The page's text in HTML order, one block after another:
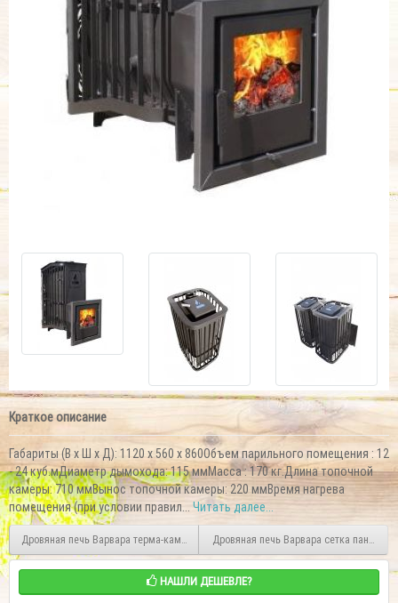
Краткое описание
Габариты (В х Ш х Д): 1120 х 560 х 860Объем парильного помещения : 12
- 24 куб.мДиаметр дымохода: 115 ммМасса : 170 кг.Длина топочной
камеры: 710 ммВынос топочной камеры: 220 ммВремя нагрева
помещения (при условии правил... Читать далее...
Дровяная печь Варвара терма-каменка панорамаДровяная печь Варвара сетка панорама
НАШЛИ ДЕШЕВЛЕ?